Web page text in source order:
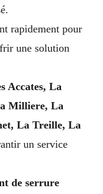
rapidement pour
une solution
Accates, La
Milliere, La
La Treille, La
un service
de serrure